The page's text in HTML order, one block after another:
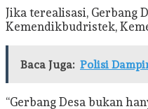
Jika terealisasi, Gerbang
Kemendikbudristek,
Baca Juga: Polisi
“Gerbang Desa bukan